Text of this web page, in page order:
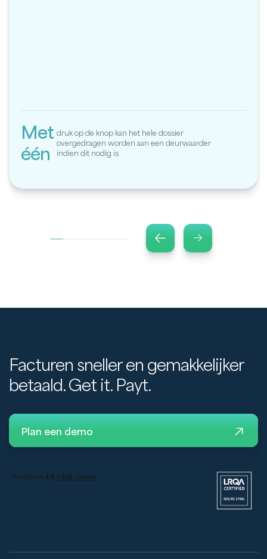
Met
één
druk op de knop kan het hele dossier
overgedragen worden aan een deurwaarder
indien dit nodig is
Facturen sneller en gemakkelijker
betaald. Get it. Payt.
Plan een demo